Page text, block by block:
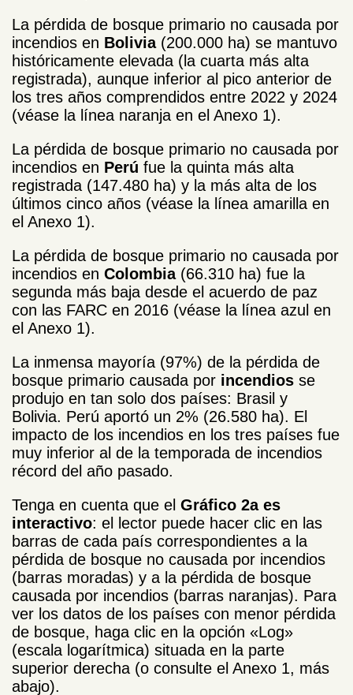
La pérdida de bosque primario no causada por
incendios en Bolivia(200.000 ha) se mantuvo
históricamente elevada (la cuarta más alta
registrada), aunque inferior al pico anterior de
los tres años comprendidos entre 2022 y 2024
(véase la línea naranja en el Anexo 1).
La pérdida de bosque primario no causada por
incendios en Perú fue la quinta más alta
registrada (147.480 ha) y la más alta de los
últimos cinco años (véase la línea amarilla en
el Anexo 1).
La pérdida de bosque primario no causada por
incendios en Colombia(66.310 ha) fue la
segunda más baja desde el acuerdo de paz
con las FARC en 2016 (véase la línea azul en
el Anexo 1).
La inmensa mayoría (97%) de la pérdida de
bosque primario causada por incendios se
produjo en tan solo dos países: Brasil y
Bolivia. Perú aportó un 2% (26.580 ha). El
impacto de los incendios en los tres países fue
muy inferior al de la temporada de incendios
récord del año pasado.
Tenga en cuenta que el Gráfico 2a es
interactivo: el lector puede hacer clic en las
barras de cada país correspondientes a la
pérdida de bosque no causada por incendios
(barras moradas) y a la pérdida de bosque
causada por incendios (barras naranjas). Para
ver los datos de los países con menor pérdida
de bosque, haga clic en la opción «Log»
(escala logarítmica) situada en la parte
superior derecha (o consulte el Anexo 1, más
abajo).